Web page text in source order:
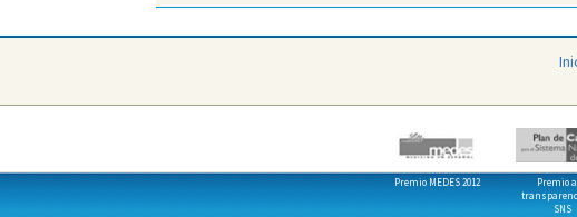
Premio MEDES 2012
Premio
SNS